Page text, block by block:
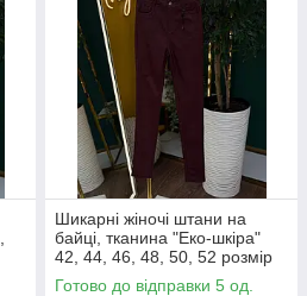
Шикарні жіночі штани на
байці, тканина "Еко-шкіра"
42, 44, 46, 48, 50, 52 розмір
42
Готово до відправки 5 од.